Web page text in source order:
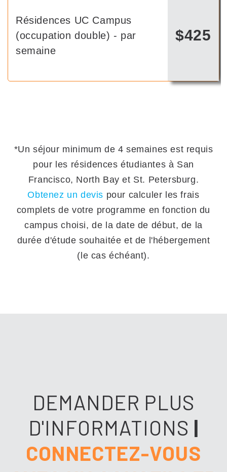
Résidences UC Campus
(occupation double) - par
semaine
$425
Résidence étudiante à
Houston - par semaine
$315
Résidences Campus ULV -
par semaine
Résidences Campus FIT - par
semaine
$450
Résidences universitaires -
par semaine - minimum de 4
semaines*
$315
Résidence étudiante St. Paul-
Minneapolis - par semaine
$305
(chambre double) - par
semaine - - séjour minimum
$540
*Un séjour minimum de 4 semaines est requis
pour les résidences étudiantes à San
Francisco, North Bay et St. Petersburg.
Obtenez un devis pour calculer les frais
complets de votre programme en fonction du
campus choisi, de la date de début, de la
durée d'étude souhaitée et de l'hébergement
(le cas échéant).
DEMANDER PLUS
D'INFORMATIONS |
CONNECTEZ-VOUS